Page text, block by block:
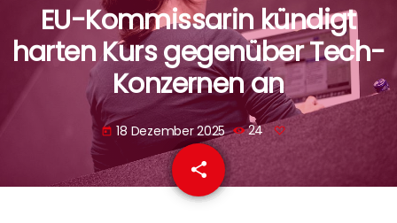
EU-Kommissarin kündigt
harten Kurs gegenüber Tech-
Konzernen an
today 18 Dezember 2025 24
share
email